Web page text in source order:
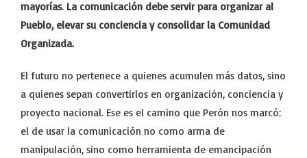
mayorías. La comunicación debe servir para organizar al
Pueblo, elevar su conciencia y consolidar la Comunidad
Organizada.
El futuro no pertenece a quienes acumulen más datos, sino
a quienes sepan convertirlos en organización, conciencia y
proyecto nacional. Ese es el camino que Perón nos marcó:
el de usar la comunicación no como arma de
manipulación, sino como herramienta de emancipación